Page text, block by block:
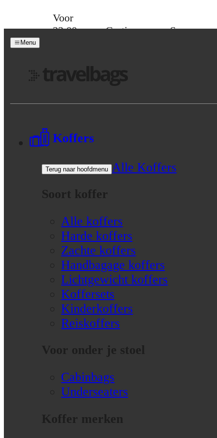
Voor
23:00
Gratis
Spaar
Menu
Koffers
Terug naar hoofdmenu
Alle Koffers
Soort koffer
Alle koffers
Harde koffers
Zachte koffers
Handbagage koffers
Lichtgewicht koffers
Koffersets
Kinderkoffers
Reiskoffers
Voor onder je stoel
Cabinbags
Underseaters
Koffer merken